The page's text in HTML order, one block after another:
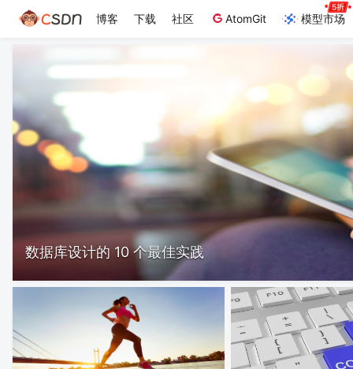
博客 下载 社区 AtomGit 模型市场
数据库设计的 10 个最佳实践